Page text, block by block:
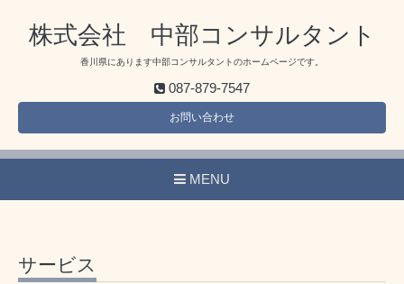
株式会社 中部コンサルタント
香川県にあります中部コンサルタントのホームページです。
087-879-7547
お問い合わせ
MENU
サービス